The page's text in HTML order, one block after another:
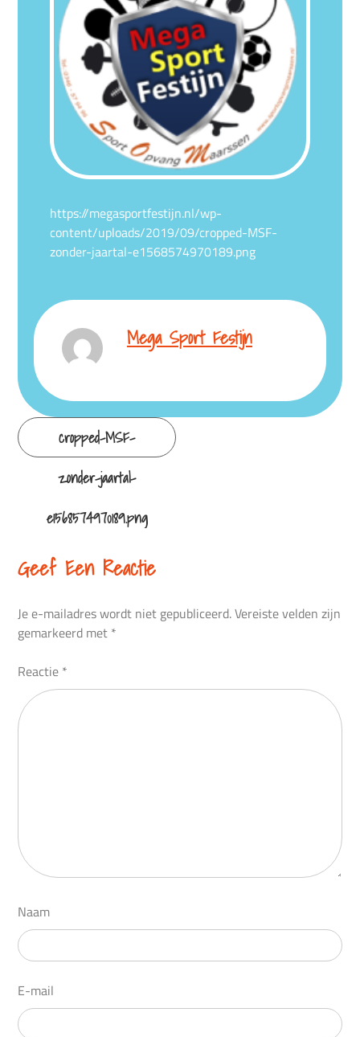
https://megasportfestijn.nl/wp-
content/uploads/2019/09/cropped-MSF-
zonder-jaartal-e1568574970189.png
Mega Sport Festijn
Continue
Reading
cropped-MSF-
zonder-jaartal-
e1568574970189.png
Geef Een Reactie
Je e-mailadres wordt niet gepubliceerd.Vereiste velden zijn
gemarkeerd met *
Reactie *
Naam
E-mail